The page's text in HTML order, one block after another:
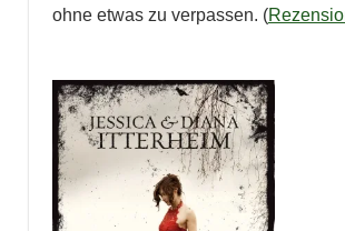
ohne etwas zu verpassen. (